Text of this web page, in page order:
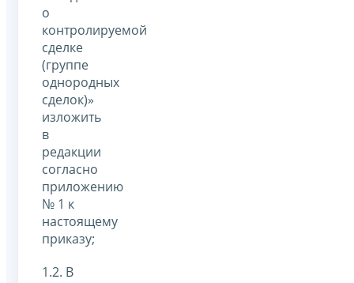
о
контролируемой
сделке
(группе
однородных
сделок)»
изложить
в
редакции
согласно
приложению
№ 1 к
настоящему
приказу;
1.2. В